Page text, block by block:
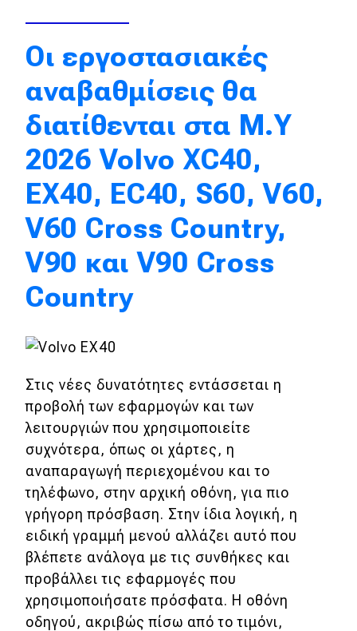
Τεχνολογία
Mobility
Σταθμοί φόρτισης
Classic
Νέα
Παρουσιάσεις
DRIVE Away
MOTO
Μεταχειρισμένο
Οδηγός αγοράς
Συμβουλές
Χρηστικά
Συμβουλές
ΚΤΕΟ
Οδική βοήθεια
Οι εργοστασιακές
αναβαθμίσεις θα
διατίθενται στα Μ.Υ
2026 Volvo XC40,
EX40, EC40, S60, V60,
V60 Cross Country,
V90 και V90 Cross
Country
Στις νέες δυνατότητες εντάσσεται η
προβολή των εφαρμογών και των
λειτουργιών που χρησιμοποιείτε
συχνότερα, όπως οι χάρτες, η
αναπαραγωγή περιεχομένου και το
τηλέφωνο, στην αρχική οθόνη, για πιο
γρήγορη πρόσβαση. Στην ίδια λογική, η
ειδική γραμμή μενού αλλάζει αυτό που
βλέπετε ανάλογα με τις συνθήκες και
προβάλλει τις εφαρμογές που
χρησιμοποιήσατε πρόσφατα. Η οθόνη
οδηγού, ακριβώς πίσω από το τιμόνι,